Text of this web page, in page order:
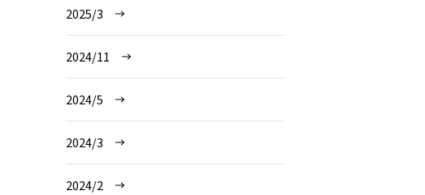
2025/3
2024/11
2024/5
2024/3
2024/2